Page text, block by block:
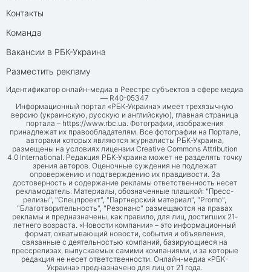
Контакты
Команда
Вакансии в РБК-Украина
Разместить рекламу
Идентификатор онлайн-медиа в Реестре субъектов в сфере медиа
— R40-05347
Информационный портал «РБК-Украина» имеет трехязычную
версию (украинскую, русскую и английскую), главная страница
портала – https://www.rbc.ua. Фотографии, изображения
принадлежат их правообладателям. Все фотографии на Портале,
авторами которых являются журналисты РБК-Украина,
размещены на условиях лицензии Creative Commons Attribution
4.0 International. Редакция РБК-Украина может не разделять точку
зрения авторов. Оценочные суждения не подлежат
опровержению и подтверждению их правдивости. За
достоверность и содержание рекламы ответственность несет
рекламодатель. Материалы, обозначенные плашкой: "Пресс-
релизы", "Спецпроект", "Партнерский материал", "Promo",
"Благотворительность", "Резонанс" размещаются на правах
рекламы и предназначены, как правило, для лиц, достигших 21-
летнего возраста. «Новости компании» – это информационный
формат, охватывающий новости, события и объявления,
связанные с деятельностью компаний, базирующиеся на
прессрелизах, выпускаемых самими компаниями, и за которые
редакция не несет ответственности. Онлайн-медиа «РБК-
Украина» предназначено для лиц от 21 года.